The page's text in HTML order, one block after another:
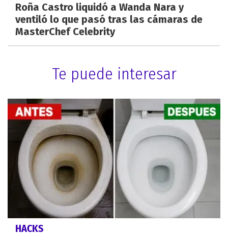
Roña Castro liquidó a Wanda Nara y
ventiló lo que pasó tras las cámaras de
MasterChef Celebrity
Te puede interesar
HACKS